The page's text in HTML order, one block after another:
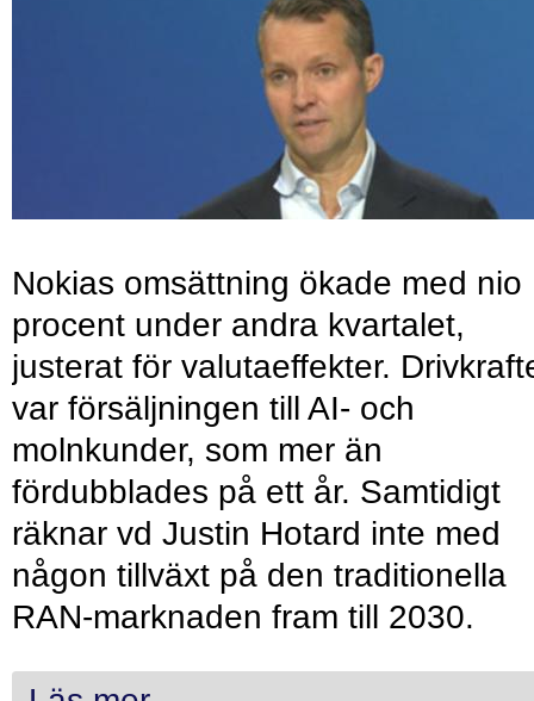
Nokias omsättning ökade med nio
procent under andra kvartalet,
justerat för valutaeffekter.
var försäljningen till AI- och
molnkunder, som mer än
fördubblades på ett år. Samtidigt
räknar vd Justin Hotard inte med
någon tillväxt på den traditionella
RAN-marknaden fram till 2030.